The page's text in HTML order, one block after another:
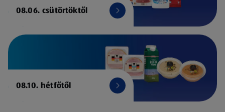
08.06. csütörtöktől
08.10. hétfőtől